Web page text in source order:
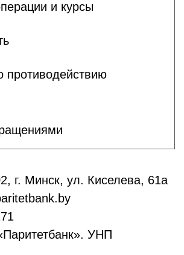
и курсы
противодействию
г. Минск, ул. Киселева, 61а
УНП